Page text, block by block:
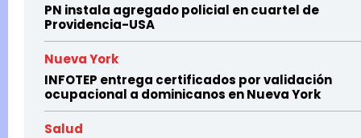
PN instala agregado policial en cuartel de
Providencia-USA
Nueva York
INFOTEP entrega certificados por validación
ocupacional a dominicanos en Nueva York
Salud